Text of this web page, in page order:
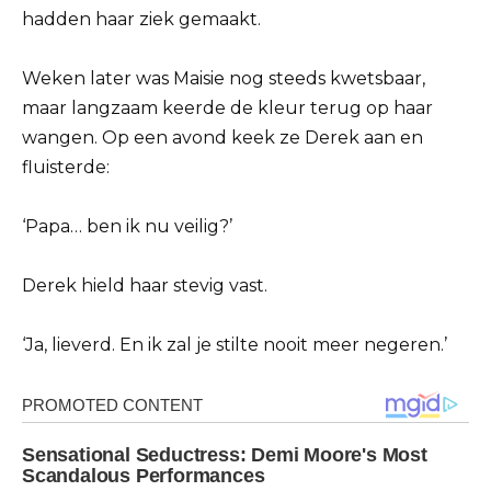
hadden haar ziek gemaakt.
Weken later was Maisie nog steeds kwetsbaar,
maar langzaam keerde de kleur terug op haar
wangen. Op een avond keek ze Derek aan en
fluisterde:
‘Papa… ben ik nu veilig?’
Derek hield haar stevig vast.
‘Ja, lieverd. En ik zal je stilte nooit meer negeren.’